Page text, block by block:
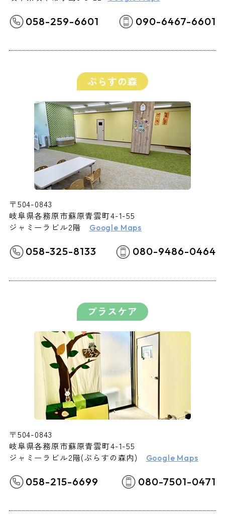
058-259-6601 090-6467-6601
ぷらすの森
〒504-0843
岐阜県各務原市蘇原青雲町4-1-55
ジャミーラビル2階
Google Maps
058-325-8133 080-9486-0464
プラスケア
〒504-0843
岐阜県各務原市蘇原青雲町4-1-55
ジャミーラビル2階(ぷらすの森内)
Google Maps
058-215-6699 080-7501-0471